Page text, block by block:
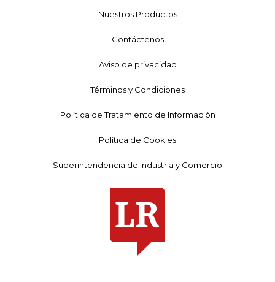
Nuestros Productos
Contáctenos
Aviso de privacidad
Términos y Condiciones
Política de Tratamiento de Información
Política de Cookies
Superintendencia de Industria y Comercio